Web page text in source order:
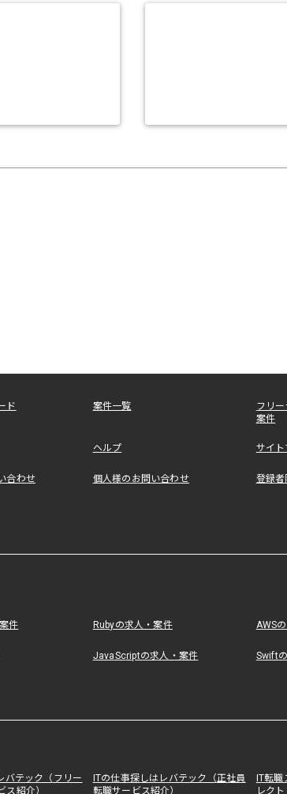
ド 案件一覧
フリ
案件
ヘルプ サイ
合わせ 個人様のお問い合わせ 登録者
件 Rubyの求人・案件 AWS
JavaScriptの求人・案件 Swift
バテック（フリー
ス紹介）
ITの仕事探しはレバテック（正社員
転職サービス紹介）
IT転
レクト